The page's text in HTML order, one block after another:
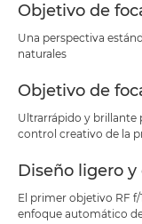
Objetivo de
Una perspectiva
naturales
Objetivo de
Ultrarrápido y brillante
control creativo de la
Diseño ligero
El primer objetivo RF f/
enfoque automático